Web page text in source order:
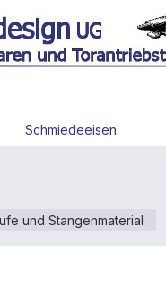
Schmiedeeisen
und Stangenmaterial